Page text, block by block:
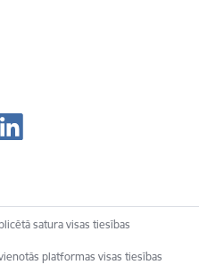
satura visas tiesības
platformas visas tiesības